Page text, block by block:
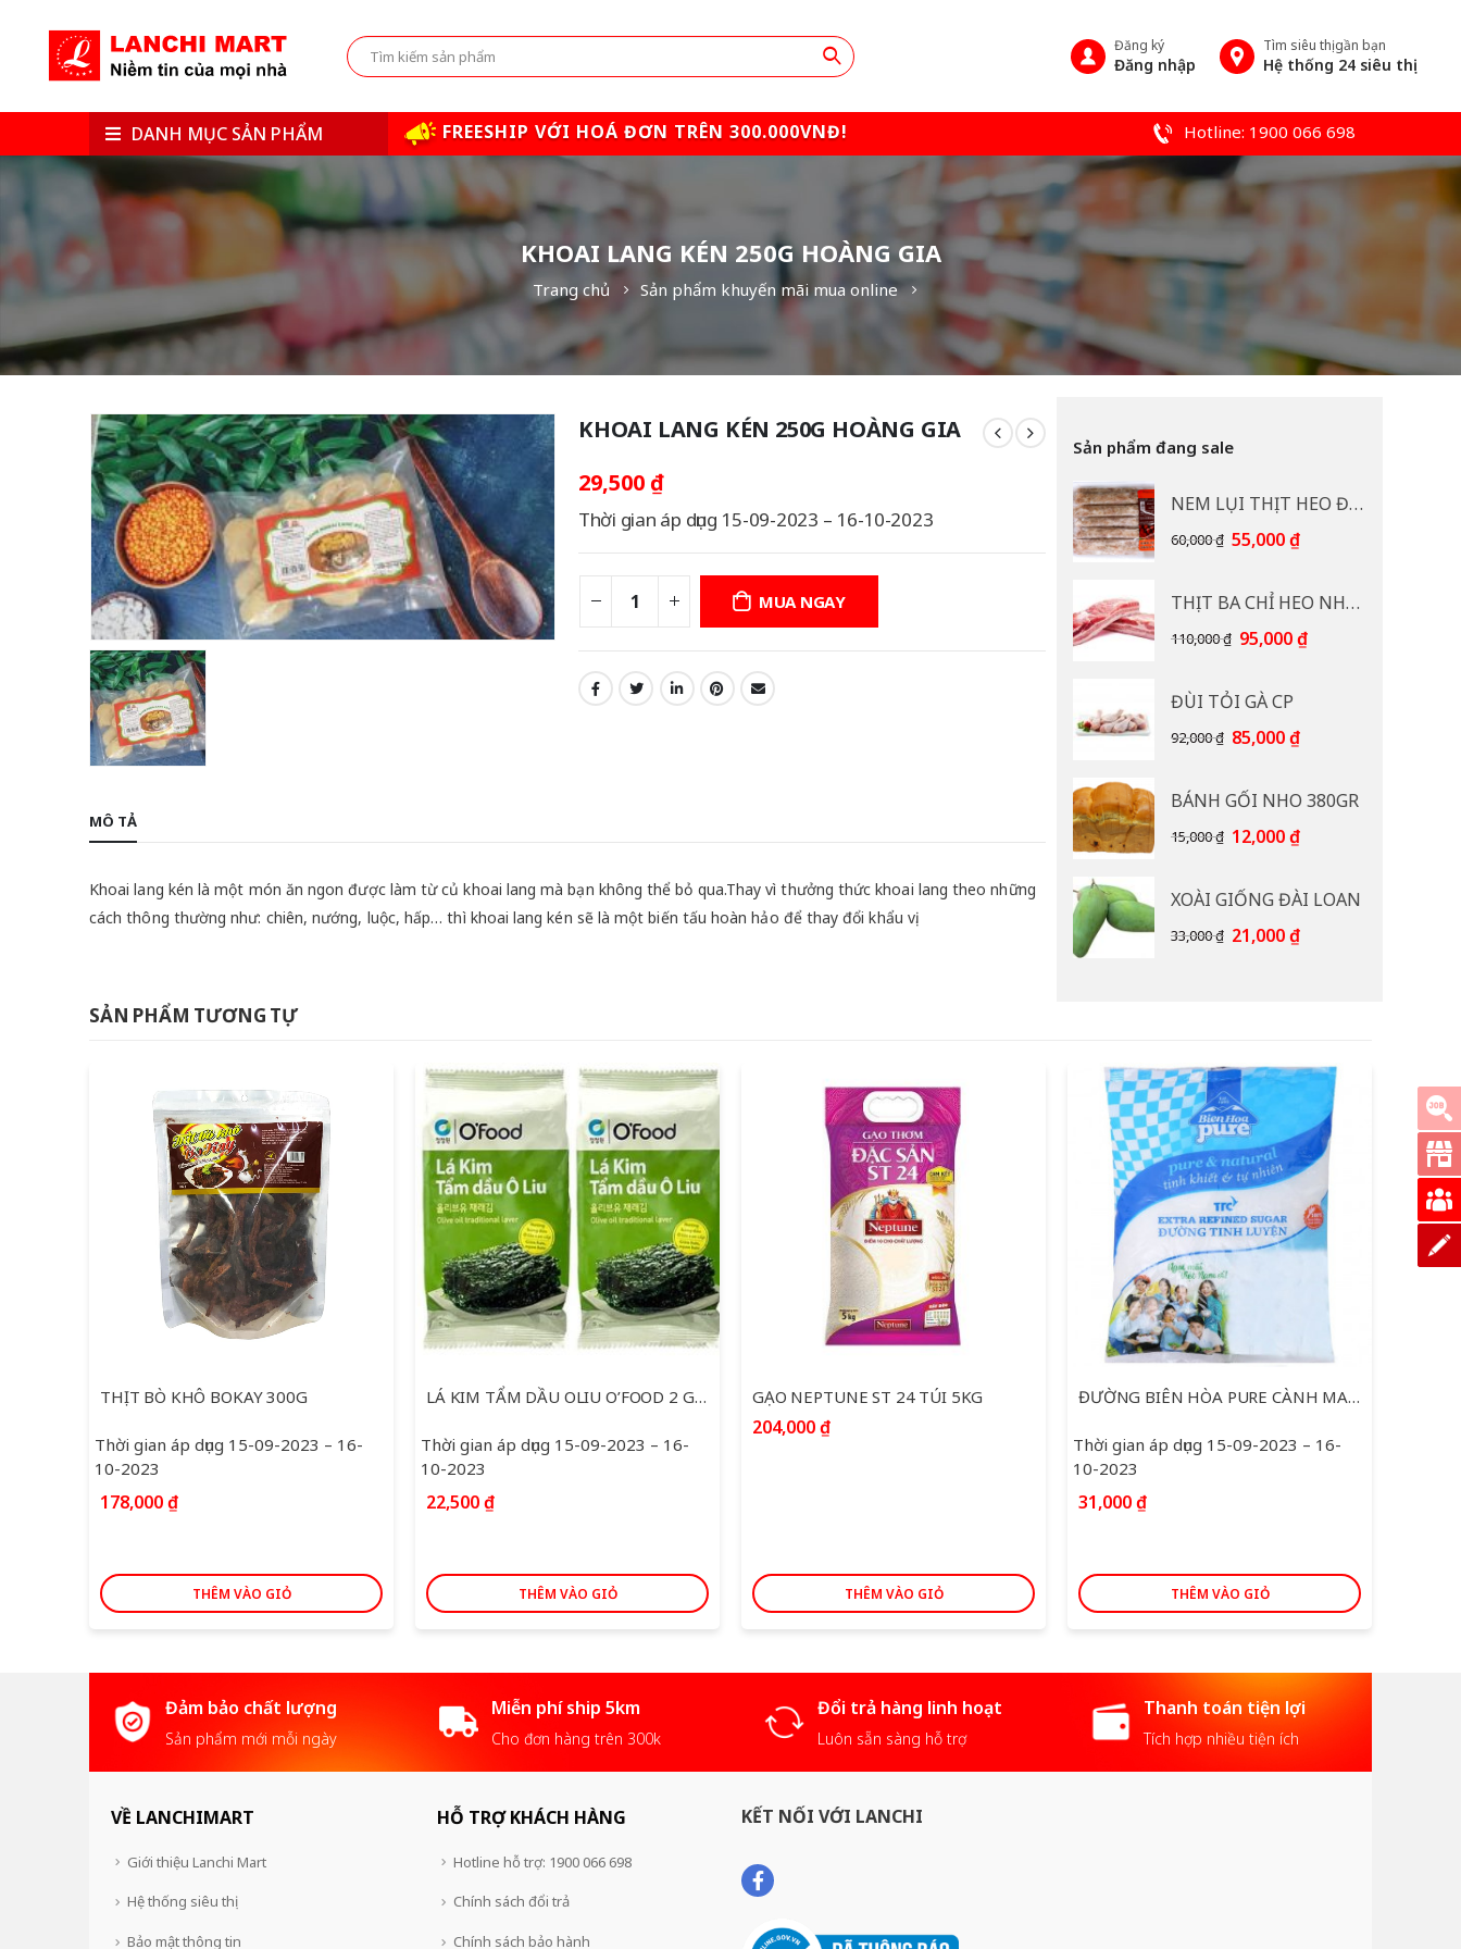
Đăng ký
Đăng nhập
Tìm siêu thị gần bạn
Hệ thống 24 siêu thị
DANH MỤC SẢN PHẨM FREESHIP VỚI HOÁ ĐƠN TRÊN 300.000VNĐ! Hotline: 1900 066 698
KHOAI LANG KÉN 250G HOÀNG GIA
Trang chủ Sản phẩm khuyến mãi mua online
KHOAI LANG KÉN 250G HOÀNG GIA
29,500 ₫
Thời gian áp dụng 15-09-2023 – 16-10-2023
MUA NGAY
MÔ TẢ
Khoai lang kén là một món ăn ngon được làm từ củ khoai lang mà bạn không thể bỏ qua.Thay vì thưởng thức khoai lang theo những
cách thông thường như: chiên, nướng, luộc, hấp… thì khoai lang kén sẽ là một biến tấu hoàn hảo để thay đổi khẩu vị.
Sản phẩm đang sale
NEM LỤI THỊT HEO ĐB CP 400G
60,000₫ Giá
60,000 ₫.
55,000₫Giá
là:
55,000 ₫.
THỊT BA CHỈ HEO NHẠP KHẨU
110,000₫ Giá
110,000 ₫.
95,000₫Giá
ĐÙI TỎI GÀ CP
92,000₫ Giá
92,000 ₫.
85,000₫Giá
là:
85,000 ₫.
BÁNH GỐI NHO 380GR
15,000₫ Giá
15,000 ₫.
12,000₫Giá
là:
12,000 ₫.
XOÀI GIỐNG ĐÀI LOAN
33,000₫ Giá
21,000₫Giá
SẢN PHẨM TƯƠNG TỰ
THỊT BÒ KHÔ BOKAY 300G
Thời gian áp dụng 15-09-2023 – 16-
10-2023
178,000₫
THÊM VÀO GIỎ
LÁ KIM TẨM DẦU OLIU O’FOOD 2 GÓI * 5 G
Thời gian áp dụng 15-09-2023 – 16-
10-2023
22,500₫
THÊM VÀO GIỎ
GẠO NEPTUNE ST 24 TÚI 5KG
204,000₫
THÊM VÀO GIỎ
ĐƯỜNG BIÊN HÒA PURE CÀNH MAI 1KG
Thời gian áp dụng 15-09-2023 – 16-
10-2023
31,000₫
THÊM VÀO GIỎ
Đảm bảo chất lượng
Sản phẩm mới mỗi ngày
Miễn phí ship 5km
Cho đơn hàng trên 300k
Đổi trả hàng linh hoạt
Luôn sẵn sàng hỗ trợ
Thanh toán tiện lợi
Tích hợp nhiều tiện ích
VỀ LANCHIMART
Giới thiệu Lanchi Mart
Hệ thống siêu thị
Bảo mật thông tin
HỖ TRỢ KHÁCH HÀNG
Hotline hỗ trợ: 1900 066 698
Chính sách đổi trả
Chính sách bảo hành
KẾT NỐI VỚI LANCHI